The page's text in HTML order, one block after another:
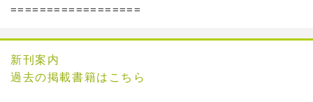
==================
新刊案内
過去の掲載書籍はこちら